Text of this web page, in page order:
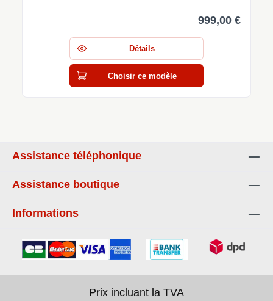
999,00 €
Détails
Choisir ce modèle
Assistance téléphonique
Assistance boutique
Informations
Prix incluant la TVA